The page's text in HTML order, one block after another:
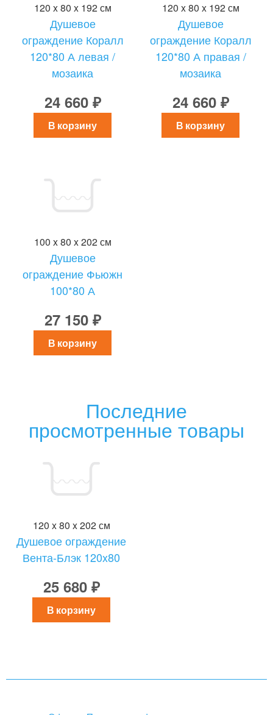
120 x 80 x 192 см
Душевое
ограждение Коралл
120*80 А левая /
мозаика
24 660 ₽
В корзину
120 x 80 x 192 см
Душевое
ограждение Коралл
120*80 А правая /
мозаика
24 660 ₽
В корзину
100 x 80 x 202 см
Душевое
ограждение Фьюжн
100*80 А
27 150 ₽
В корзину
Последние
просмотренные товары
120 x 80 x 202 см
Душевое ограждение
Вента-Блэк 120x80
25 680 ₽
В корзину